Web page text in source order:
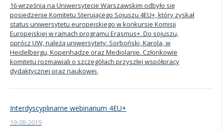
16 września na Uniwersytecie Warszawskim odbyło się
posiedzenie Komitetu Sterującego Sojuszu 4EU+, który zyskał
status uniwersytetu europejskiego w konkursie Komisji
Europejskiej w ramach programu Erasmus+. Do sojuszu,
oprócz UW, należą uniwersytety: Sorboński, Karola, w
Heidelbergu, Kopenhadze oraz Mediolanie. Członkowie
komitetu rozmawiali o szczegółach przyszłej współpracy
dydaktycznej oraz naukowej.
Interdyscyplinarne webinarium 4EU+
19-08-2019